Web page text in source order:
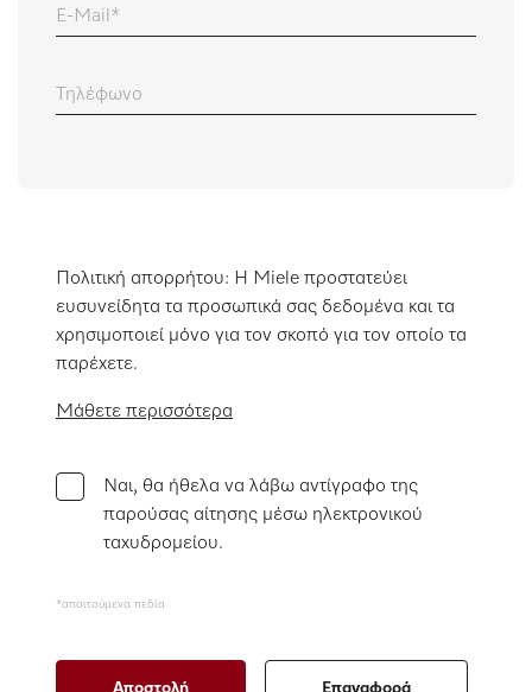
E-Mail
Τηλέφωνο
Πολιτική απορρήτου: Η Miele προστατεύει
ευσυνείδητα τα προσωπικά σας δεδομένα και τα
χρησιμοποιεί μόνο για τον σκοπό για τον οποίο τα
παρέχετε.
Μάθετε περισσότερα
Ναι, θα ήθελα να λάβω αντίγραφο της
παρούσας αίτησης μέσω ηλεκτρονικού
ταχυδρομείου.
*απαιτούμενα πεδία